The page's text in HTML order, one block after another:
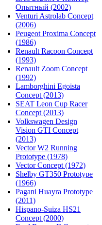
Опытный (2002)
Venturi Astrolab Concept
(2006)
Peugeot Proxima Concept
(1986)
Renault Racoon Concept
(1993)
Renault Zoom Concept
(1992)
Lamborghini Egoista
Concept (2013)
SEAT Leon Cup Racer
Concept (2013)
Volkswagen Design
Vision GTI Concept
(2013)
Vector W2 Running
Prototype (1978)
Vector Concept (1972)
Shelby GT350 Prototype
(1966)
Pagani Huayra Prototype
(2011)
Hispano-Suiza HS21
Concept (2000)